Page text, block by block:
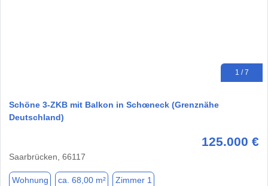
1 / 7
Schöne 3-ZKB mit Balkon in Schœneck (Grenznähe
Deutschland)
125.000 €
Saarbrücken, 66117
Wohnung ca. 68,00 m² Zimmer 1